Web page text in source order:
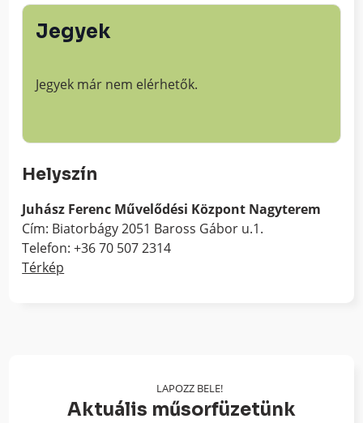
Jegyek
Jegyek már nem elérhetők.
Helyszín
Juhász Ferenc Művelődési Központ Nagyterem
Cím: Biatorbágy 2051 Baross Gábor u.1.
Telefon: +36 70 507 2314
Térkép
LAPOZZ BELE!
Aktuális műsorfüzetünk